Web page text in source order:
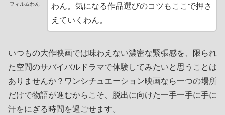
フィルムわん
わん。気になる作品選びのコツもここで押さ
えていくわん。
いつもの大作映画では味わえない濃密な緊張感を、限られ
た空間のサバイバルドラマで体験してみたいと思うことは
ありませんか？ワンシチュエーション映画なら一つの場所
だけで物語が進むからこそ、脱出に向けた一手一手に手に
汗をにぎる時間を過ごせます。